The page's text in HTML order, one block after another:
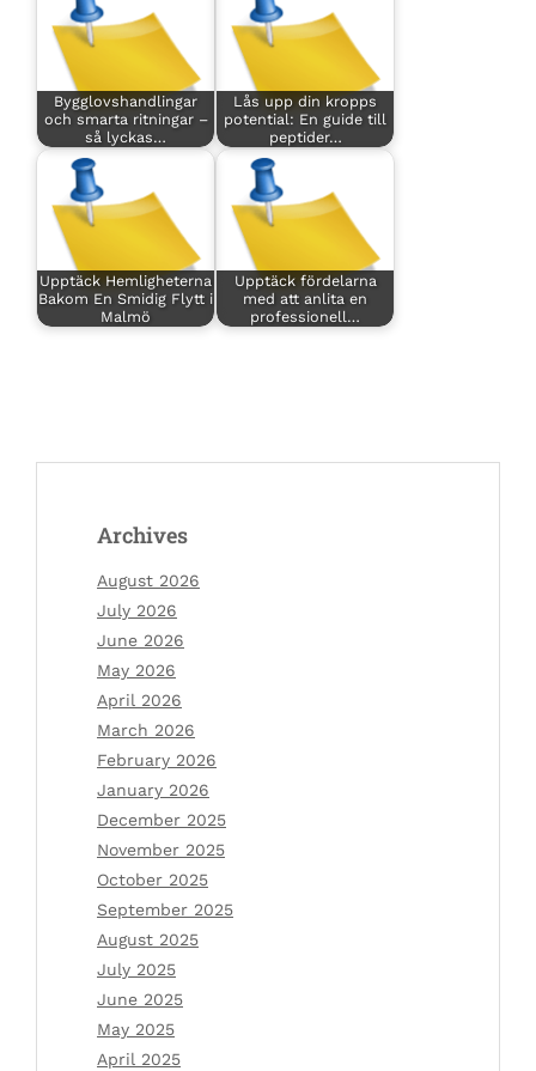
Bygglovshandlingar
och smarta ritningar –
så lyckas…
Lås upp din kropps
potential: En guide till
peptider…
Upptäck Hemligheterna
Bakom En Smidig Flytt i
Malmö
Upptäck fördelarna
med att anlita en
professionell…
Archives
August 2026
July 2026
June 2026
May 2026
April 2026
March 2026
February 2026
January 2026
December 2025
November 2025
October 2025
September 2025
August 2025
July 2025
June 2025
May 2025
April 2025